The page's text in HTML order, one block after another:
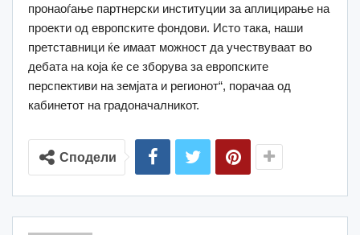
пронаоѓање партнерски институции за аплицирање на
проекти од европските фондови. Исто така, наши
претставници ќе имаат можност да учествуваат во
дебата на која ќе се зборува за европските
перспективи на земјата и регионот“, порачаа од
кабинетот на градоначалникот.
Сподели